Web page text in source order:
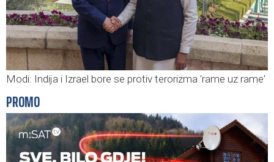
Modi: Indija i Izrael bore se protiv terorizma 'rame uz rame'
PROMO